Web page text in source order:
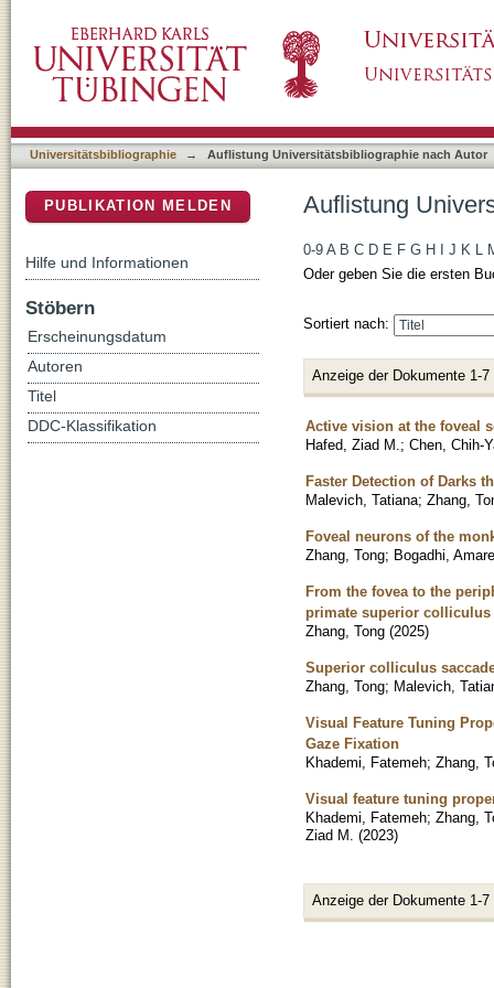
Universitätsbibliographie → Auflistung Universitätsbibliographie nach Autor
Auflistung
0-9 A B C D E F G H J K L
Oder geben Sie die ersten
Sortiert nach:
Anzeige der Dokumente 1-7
Active vision at the foveal
Hafed, Ziad M. ; Chen, Chih-
Faster Detection of Darks
Malevich, Tatiana; Zhang,
Foveal neurons of the
Zhang, Tong; Bogadhi,
From the fovea to the
primate superior colliculus
Zhang, Tong (2025)
Superior colliculus
Zhang, Tong; Malevich,
Visual Feature Tuning
Gaze Fixation
Khademi, Fatemeh; Zhang,
Visual feature tuning
Khademi, Fatemeh; Zhang,
Ziad M. (2023)
Anzeige der Dokumente 1-7
PUBLIKATION MELDEN
Hilfe und Informationen
Stöbern
Erscheinungsdatum
Autoren
Titel
DDC-Klassifikation